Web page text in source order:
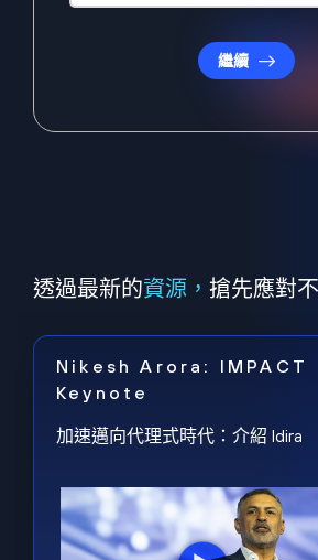
繼續
透過最新的資源， 搶先應對
Nikesh Arora: IMPACT
Keynote
加速邁向代理式時代：介紹 Idira